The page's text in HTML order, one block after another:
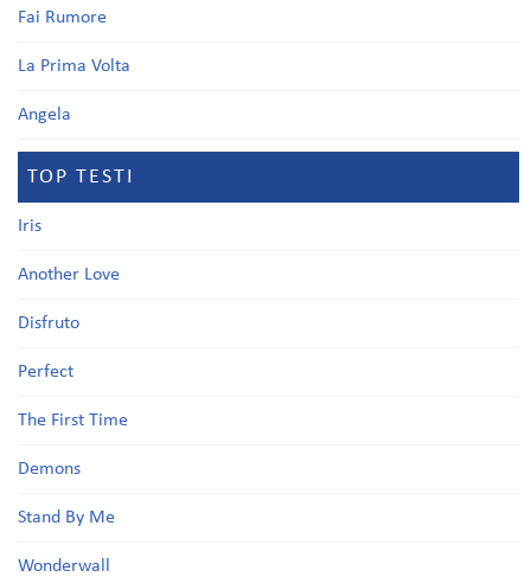
Fai Rumore
La Prima Volta
Angela
TOP TESTI
Iris
Another Love
Disfruto
Perfect
The First Time
Demons
Stand By Me
Wonderwall